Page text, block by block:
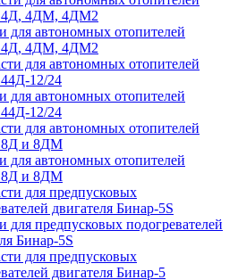
для автономных отопителей
4Д, 4ДМ, 4ДМ2
для автономных отопителей
12/24
для автономных отопителей
8Д и 8ДМ
для предпусковых подогревателей
Бинар-5S